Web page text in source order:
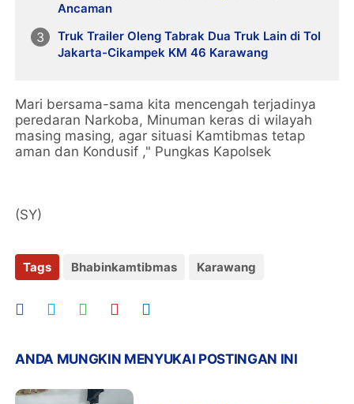
Ancaman
Truk Trailer Oleng Tabrak Dua Truk Lain di Tol
Jakarta-Cikampek KM 46 Karawang
Mari bersama-sama kita mencengah terjadinya
peredaran Narkoba, Minuman keras di wilayah
masing masing, agar situasi Kamtibmas tetap
aman dan Kondusif ," Pungkas Kapolsek
(SY)
Tags Bhabinkamtibmas Karawang
ANDA MUNGKIN MENYUKAI POSTINGAN INI